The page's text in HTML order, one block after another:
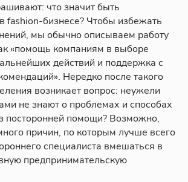
что значит быть
fashion-бизнесе? Чтобы избежать
мы обычно описываем работу
«помощь компаниям в выборе
действий и поддержка с
Нередко после такого
возникает вопрос: неужели
не знают о проблемах и способах
посторонней помощи? Возможно,
причин, по которым лучше всего
специалиста вмешаться в
предпринимательскую